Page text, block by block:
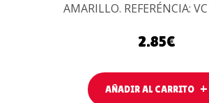
AMARILLO. REFERÉNCIA:
2.85€
AÑADIR AL CARRITO